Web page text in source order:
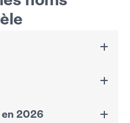
et des habitants de
concentration
en 2026